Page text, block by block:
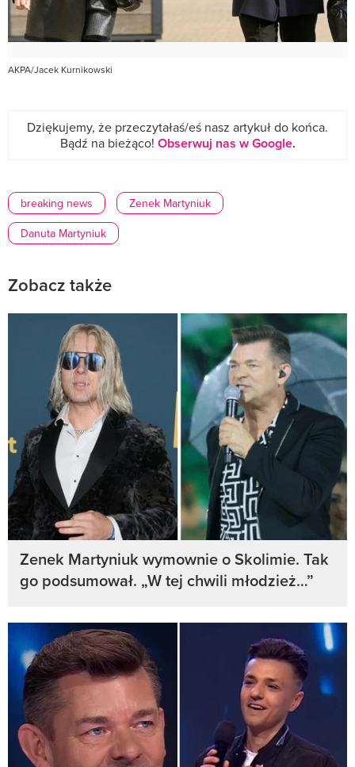
AKPA/Jacek Kurnikowski
Dziękujemy, że przeczytałaś/eś nasz artykuł do końca.
Bądź na bieżąco! Obserwuj nas w Google.
breaking news
Zenek Martyniuk
Danuta Martyniuk
Zobacz także
Zenek Martyniuk wymownie o Skolimie. Tak
go podsumował. „W tej chwili młodzież…”